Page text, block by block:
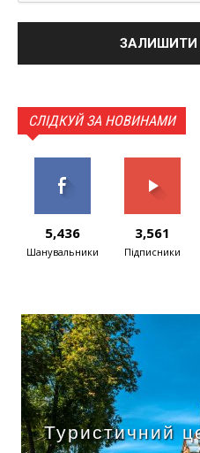
СЛІДКУЙ ЗА НОВИНАМИ
5,436
Шанувальники
3,561
Підписники
Туристичний